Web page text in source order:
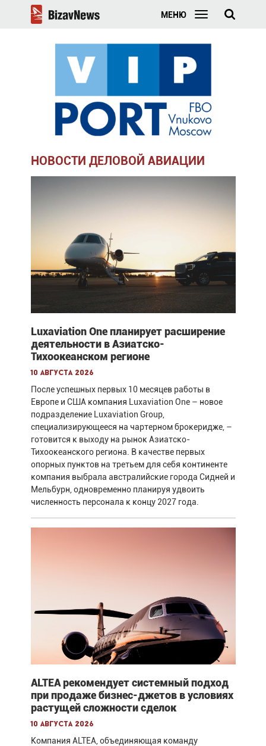
МЕНЮ
НОВОСТИ ДЕЛОВОЙ АВИАЦИИ
Luxaviation One планирует расширение
деятельности в Азиатско-
Тихоокеанском регионе
10 августа 2026
После успешных первых 10 месяцев работы в
Европе и США компания Luxaviation One – новое
подразделение Luxaviation Group,
специализирующееся на чартерном брокеридже, –
готовится к выходу на рынок Азиатско-
Тихоокеанского региона. В качестве первых
опорных пунктов на третьем для себя континенте
компания выбрала австралийские города Сидней и
Мельбурн, одновременно планируя удвоить
численность персонала к концу 2027 года.
ALTEA рекомендует системный подход
при продаже бизнес-джетов в условиях
растущей сложности сделок
10 августа 2026
Компания ALTEA, объединяющая команду